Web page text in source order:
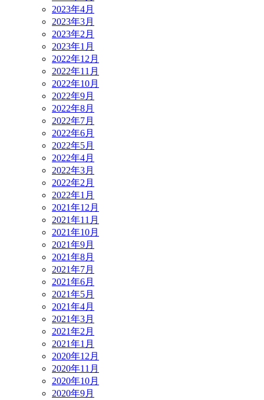
2023年4月
2023年3月
2023年2月
2023年1月
2022年12月
2022年11月
2022年10月
2022年9月
2022年8月
2022年7月
2022年6月
2022年5月
2022年4月
2022年3月
2022年2月
2022年1月
2021年12月
2021年11月
2021年10月
2021年9月
2021年8月
2021年7月
2021年6月
2021年5月
2021年4月
2021年3月
2021年2月
2021年1月
2020年12月
2020年11月
2020年10月
2020年9月